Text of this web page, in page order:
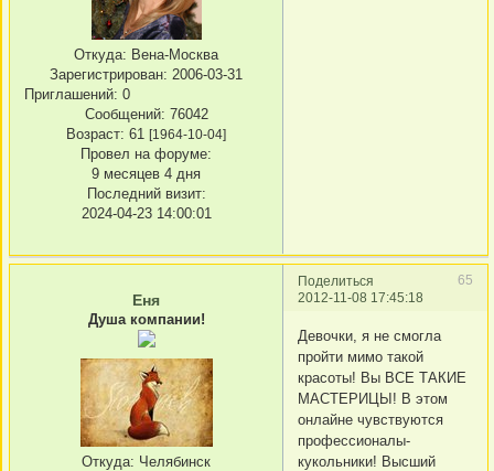
Откуда: Вена-Москва
Зарегистрирован: 2006-03-31
Приглашений: 0
Сообщений: 76042
Возраст: 61 [1964-10-04]
Провел на форуме:
9 месяцев 4 дня
Последний визит:
2024-04-23 14:00:01
Поделиться
65
2012-11-08 17:45:18
Еня
Душа компании!
Откуда: Челябинск
Девочки, я не смогла
пройти мимо такой
красоты! Вы ВСЕ ТАКИЕ
МАСТЕРИЦЫ! В этом
онлайне чувствуются
профессионалы-
кукольники! Высший